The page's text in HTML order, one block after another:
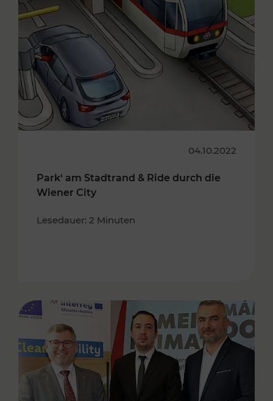
04.10.2022
Park‘ am Stadtrand & Ride durch die
Wiener City
Lesedauer: 2 Minuten